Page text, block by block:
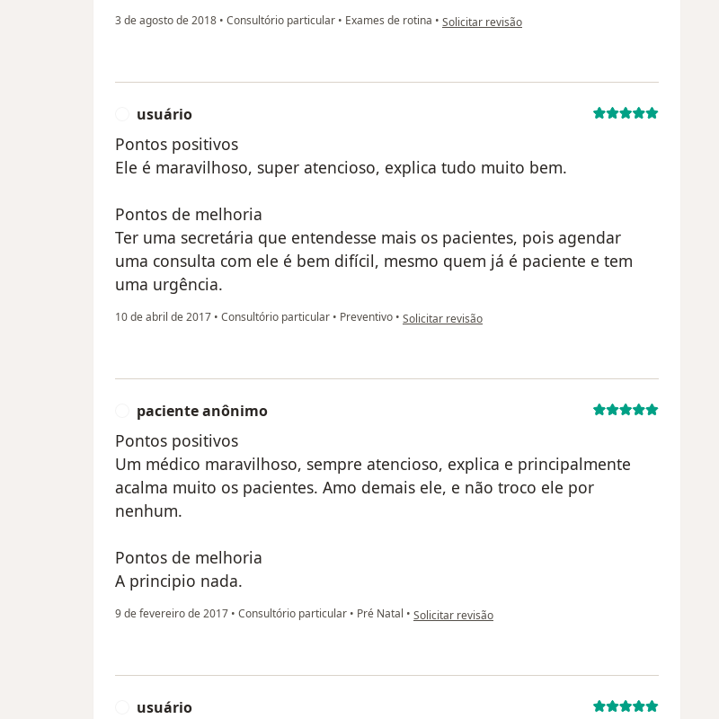
3 de agosto de 2018 • Consultório particular • Exames de rotina • na opinião do utilizador Sua conta foi excluída
Solicitar revisão
usuário
Pontos positivos
Ele é maravilhoso, super atencioso, explica tudo muito bem.
Pontos de melhoria
Ter uma secretária que entendesse mais os pacientes, pois agendar
uma consulta com ele é bem difícil, mesmo quem já é paciente e tem
uma urgência.
10 de abril de 2017 • Consultório particular • Preventivo • na opinião do utilizador usuário
Solicitar revisão
paciente anônimo
Pontos positivos
Um médico maravilhoso, sempre atencioso, explica e principalmente
acalma muito os pacientes. Amo demais ele, e não troco ele por
nenhum.
Pontos de melhoria
A principio nada.
9 de fevereiro de 2017 • Consultório particular • Pré Natal • na opinião do utilizador paciente anônimo
Solicitar revisão
usuário